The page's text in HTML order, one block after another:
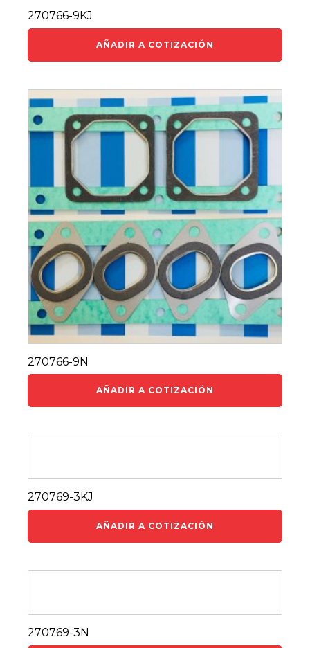
270766-9KJ
AÑADIR A COTIZACIÓN
270766-9N
AÑADIR A COTIZACIÓN
270769-3KJ
AÑADIR A COTIZACIÓN
270769-3N